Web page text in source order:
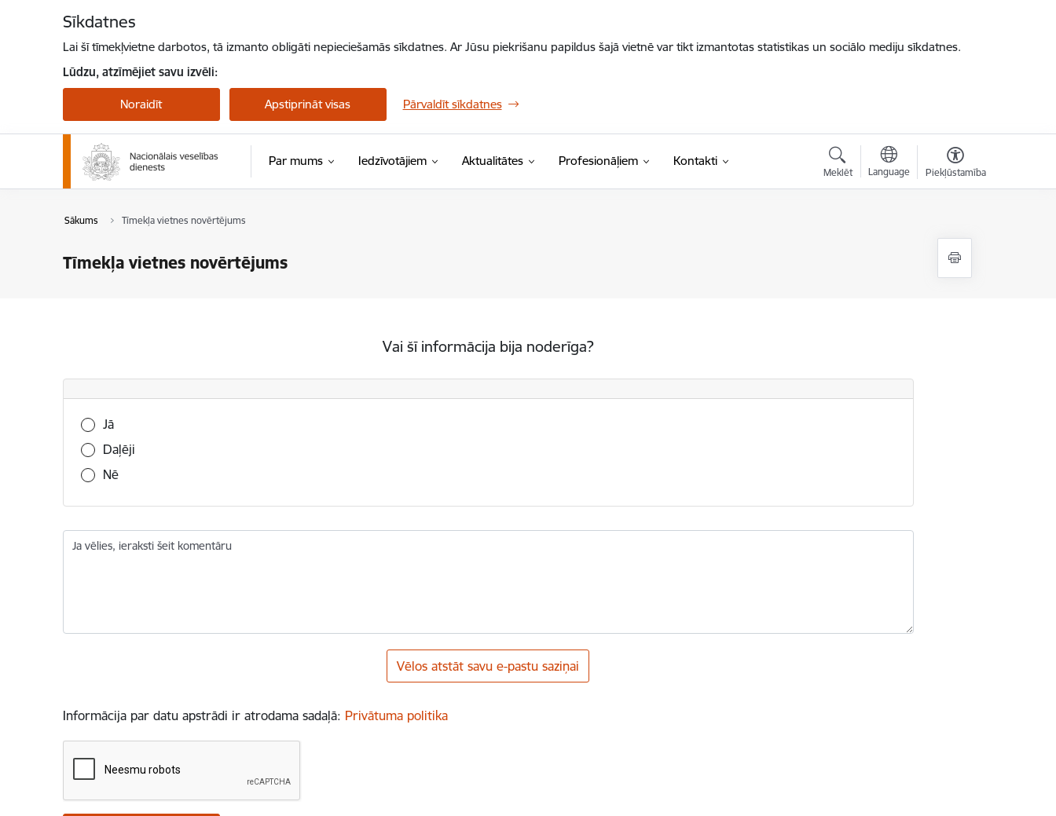
Sīkdatnes
Lai šī tīmekļvietne darbotos, tā izmanto obligāti nepieciešamās sīkdatnes. Ar Jūsu piekrišanu papildus šajā vietnē var tikt izmantotas statistikas un sociālo mediju sīkdatnes.
Lūdzu, atzīmējiet savu izvēli:
Noraidīt Apstiprināt visas Pārvaldīt sīkdatnes
Par mums Iedzīvotājiem Aktualitātes Profesionāļiem Kontakti
Meklēt Language Piekļūstamība
Sākums Tīmekļa vietnes novērtējums
Tīmekļa vietnes novērtējums
Vai šī informācija bija noderīga?
Vai šī informācija bija noderīga?
Jā
Daļēji
Nē
Ja vēlies, ieraksti šeit komentāru
Vēlos atstāt savu e-pastu saziņai
Informācija par datu apstrādi ir atrodama sadaļā: Privātuma politika